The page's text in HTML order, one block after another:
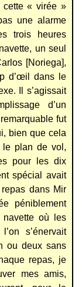
cette « virée »
une alarme
trois heures
un seul
[Noriega],
d’œil dans le
Il s’agissait
d’un
fut
bien que cela
le plan de vol,
pour les dix
spécial avait
dans Mir
péniblement
où les
s’énervait
ou deux sans
repas, je
mes amis,